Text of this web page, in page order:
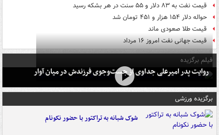
قیمت نفت به ۸۳ دلار و ۵۵ سنت در هر بشکه رسید
حواله دلار ۱۵۴ هزار و ۴۵۱ تومان شد
قیمت طلا صعودی ماند
قیمت جهانی نفت امروز ۱۶ مرداد
فیلم برگزیده
روایت پدر امیرعلی جداوی از جست‌وجوی فرزندش در میان آوار
برگزیده ورزشی
شوک شبانه به تراکتور با حضور نکونام